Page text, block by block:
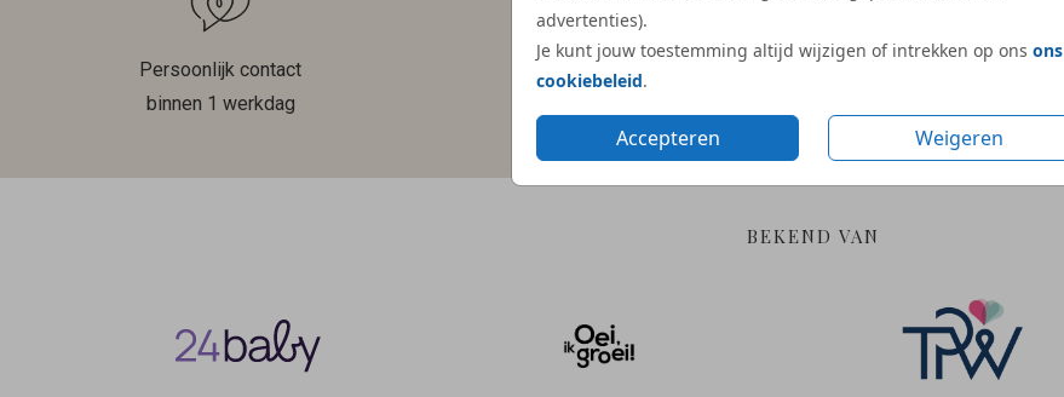
advertenties).
Je kunt jouw toestemming altijd wijzigen of intrekken op ons ons
cookiebeleid.
Accepteren Weigeren
Persoonlijk contact
binnen 1 werkdag
Gratis hulp
Duurzame en
BEKEND VAN